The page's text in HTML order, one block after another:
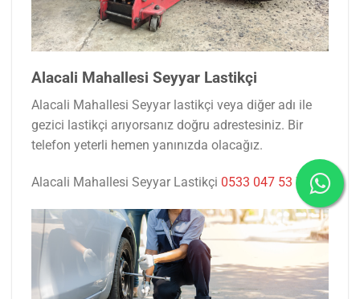
Alacali Mahallesi Seyyar Lastikçi
Alacali Mahallesi Seyyar lastikçi veya diğer adı ile
gezici lastikçi arıyorsanız doğru adrestesiniz. Bir
telefon yeterli hemen yanınızda olacağız.
Alacali Mahallesi Seyyar Lastikçi 0533 047 53 77